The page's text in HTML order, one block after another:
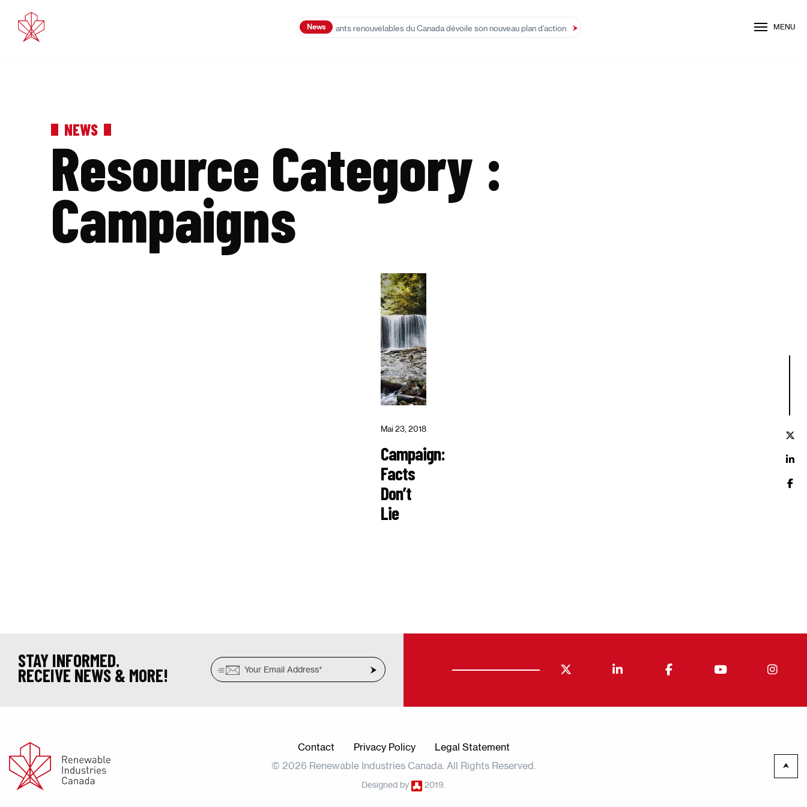
News
Le grand défenseur des carburants renouvelables du Canada dévoile son nouveau plan d’action Déclaration de la Présidente de l’Association
MENU
NEWS
Resource Category :
Campaigns
Mai 23, 2018
Campaign:
Facts
Don’t
Lie
STAY INFORMED.
RECEIVE NEWS & MORE!
Contact Privacy Policy
Legal Statement
© 2026 Renewable Industries Canada. All Rights Reserved.
Designed by 2019.